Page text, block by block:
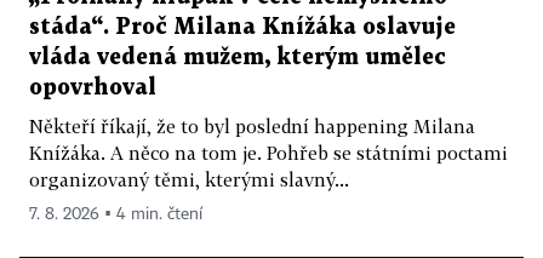
stáda“. Proč Milana Knížáka oslavuje
vláda vedená mužem, kterým umělec
opovrhoval
Někteří říkají, že to byl poslední happening Milana
Knížáka. A něco na tom je. Pohřeb se státními poctami
organizovaný těmi, kterými slavný...
7. 8. 2026 ▪ 4 min. čtení